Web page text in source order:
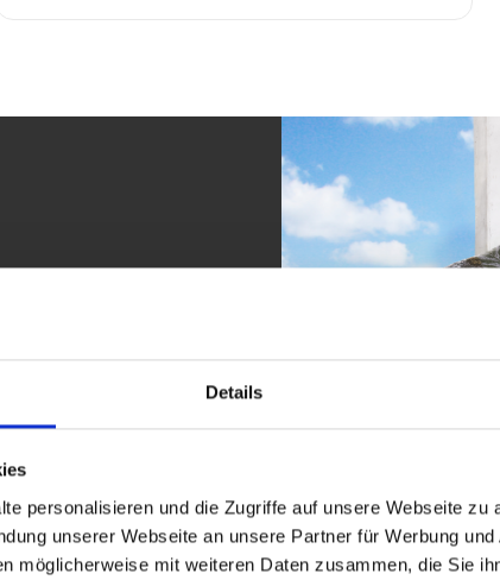
Details
personalisieren und die Zugriffe auf unsere Webseite zu
unserer Webseite an unsere Partner für Werbung
möglicherweise mit weiteren Daten zusammen, die Sie
in über 30 Jahren
und
das Unternehmen mit
über
Flexibilität, schnelle
stilvolle Designs,